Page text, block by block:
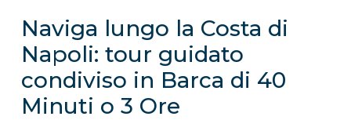
Naviga lungo la Costa di
Napoli: tour guidato
condiviso in Barca di 40
Minuti o 3 Ore